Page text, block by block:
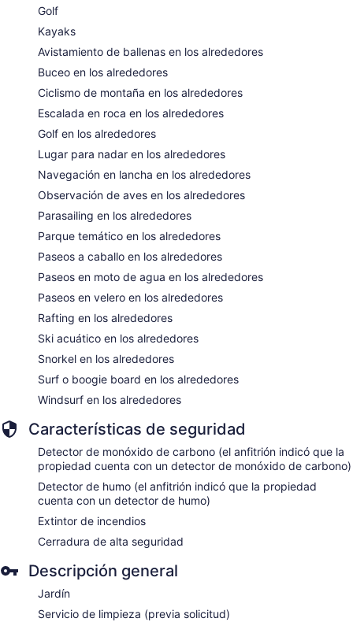
Golf
Kayaks
Avistamiento de ballenas en los alrededores
Buceo en los alrededores
Ciclismo de montaña en los alrededores
Escalada en roca en los alrededores
Golf en los alrededores
Lugar para nadar en los alrededores
Navegación en lancha en los alrededores
Observación de aves en los alrededores
Parasailing en los alrededores
Parque temático en los alrededores
Paseos a caballo en los alrededores
Paseos en moto de agua en los alrededores
Paseos en velero en los alrededores
Rafting en los alrededores
Ski acuático en los alrededores
Snorkel en los alrededores
Surf o boogie board en los alrededores
Windsurf en los alrededores
Características de seguridad
Detector de monóxido de carbono (el anfitrión indicó que la
propiedad cuenta con un detector de monóxido de carbono)
Detector de humo (el anfitrión indicó que la propiedad
cuenta con un detector de humo)
Extintor de incendios
Cerradura de alta seguridad
Descripción general
Jardín
Servicio de limpieza (previa solicitud)